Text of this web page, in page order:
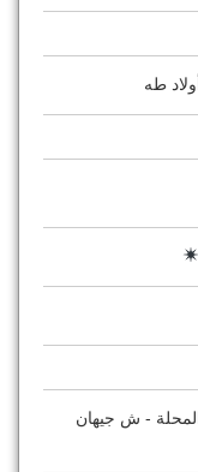
طه
- ش جيهان